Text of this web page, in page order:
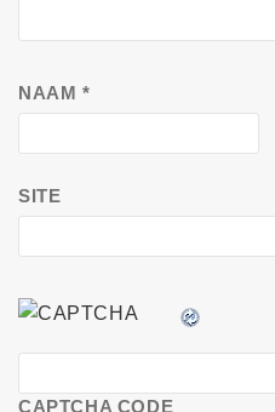
NAAM *
SITE
CAPTCHA CODE